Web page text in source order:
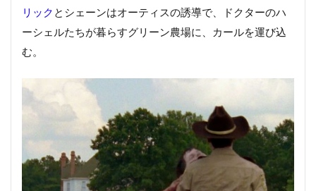
リック とシェーンはオーティスの誘導で、ドクターのハ
ーシェルたちが暮らすグリーン農場に、カールを運び込
む。